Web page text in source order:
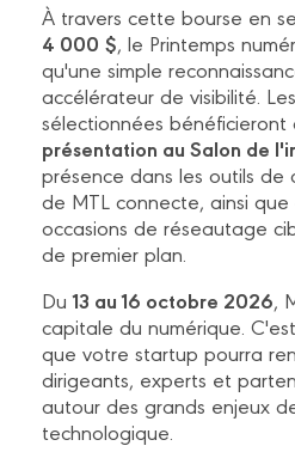
À travers cette bourse en
4 000 $, le Printemps
qu'une simple
accélérateur de visibilité.
sélectionnées bénéficieront
présentation au Salon de
présence dans les outils de
de MTL connecte, ainsi
occasions de réseautage
de premier plan.
Du13 au 16 octobre 2026,
capitale du numérique.
que votre startup pourra
dirigeants, experts et
autour des grands enjeux
technologique.